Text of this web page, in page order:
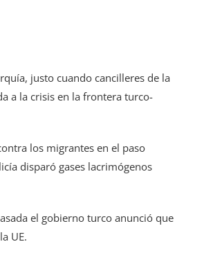
justo cuando cancilleres de la
a la crisis en la frontera turco-
los migrantes en el paso
disparó gases lacrimógenos
el gobierno turco anunció que
UE.